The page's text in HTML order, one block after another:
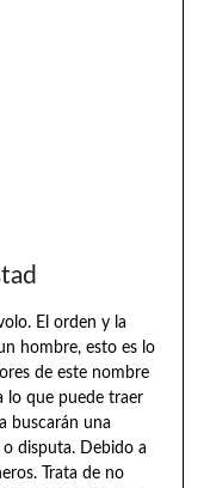
El orden y la
hombre, esto es lo
de este nombre
lo que puede traer
buscarán una
disputa. Debido a
Trata de no